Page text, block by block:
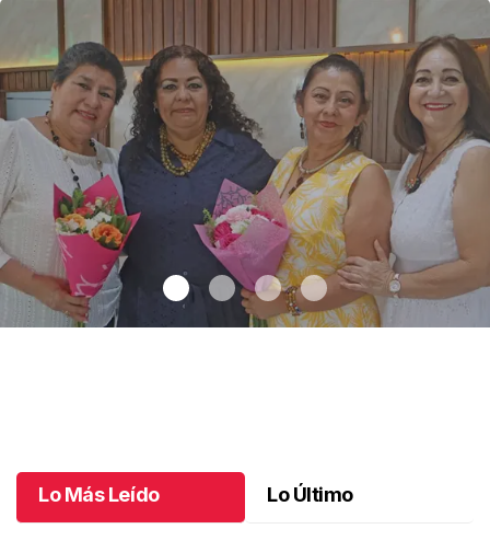
Lo Más Leído Lo Último